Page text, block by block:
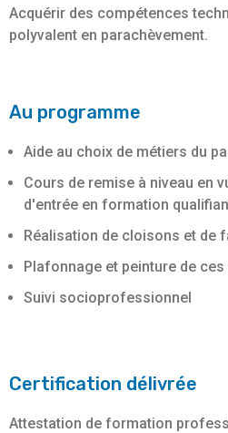
Acquérir des compétences
polyvalent en parachèvement.
Au programme
Aide au choix de métiers du
Cours de remise à niveau en
d'entrée en formation
Réalisation de cloisons et de
Plafonnage et peinture de
Suivi socioprofessionnel
Certification délivrée
Attestation de formation